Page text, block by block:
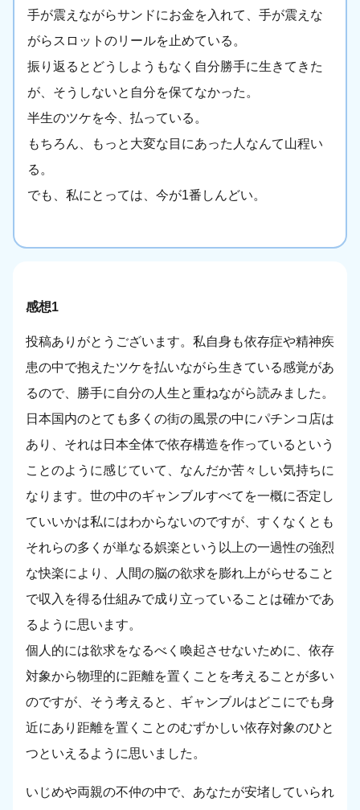
手が震えながらサンドにお金を入れて、手が震えな
がらスロットのリールを止めている。
振り返るとどうしようもなく自分勝手に生きてきた
が、そうしないと自分を保てなかった。
半生のツケを今、払っている。
もちろん、もっと大変な目にあった人なんて山程い
る。
でも、私にとっては、今が1番しんどい。
感想1
投稿ありがとうございます。私自身も依存症や精神疾
患の中で抱えたツケを払いながら生きている感覚があ
るので、勝手に自分の人生と重ねながら読みました。
日本国内のとても多くの街の風景の中にパチンコ店は
あり、それは日本全体で依存構造を作っているという
ことのように感じていて、なんだか苦々しい気持ちに
なります。世の中のギャンブルすべてを一概に否定し
ていいかは私にはわからないのですが、すくなくとも
それらの多くが単なる娯楽という以上の一過性の強烈
な快楽により、人間の脳の欲求を膨れ上がらせること
で収入を得る仕組みで成り立っていることは確かであ
るように思います。
個人的には欲求をなるべく喚起させないために、依存
対象から物理的に距離を置くことを考えることが多い
のですが、そう考えると、ギャンブルはどこにでも身
近にあり距離を置くことのむずかしい依存対象のひと
つといえるように思いました。
いじめや両親の不仲の中で、あなたが安堵していられ